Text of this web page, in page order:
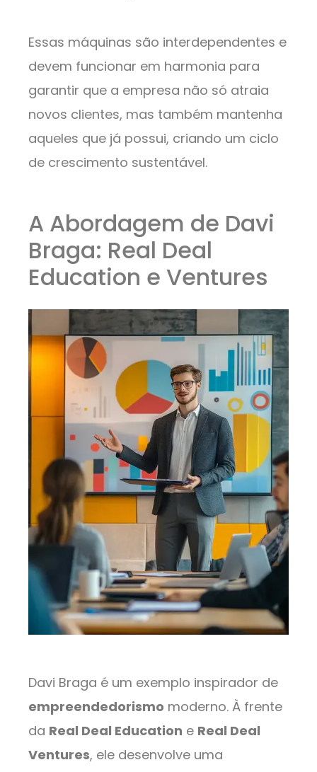
Essas máquinas são interdependentes e
devem funcionar em harmonia para
garantir que a empresa não só atraia
novos clientes, mas também mantenha
aqueles que já possui, criando um ciclo
de crescimento sustentável.
A Abordagem de Davi
Braga: Real Deal
Education e Ventures
Davi Braga é um exemplo inspirador de
empreendedorismo moderno. À frente
da Real Deal Education e Real Deal
Ventures, ele desenvolve uma